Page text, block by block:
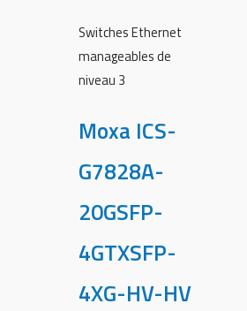
Switches Ethernet
manageables de
niveau 3
Moxa ICS-
G7828A-
20GSFP-
4GTXSFP-
4XG-HV-HV